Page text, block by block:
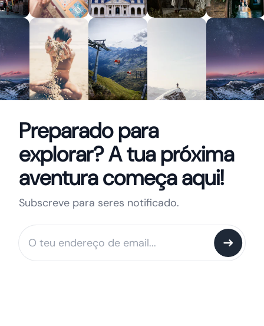
Preparado para
explorar? A tua próxima
aventura começa aqui!
Subscreve para seres notificado.
Notify me